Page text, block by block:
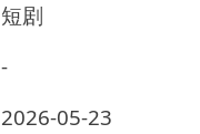
短剧
-
2026-05-23